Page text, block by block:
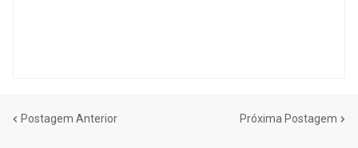
Postagem Anterior Próxima Postagem